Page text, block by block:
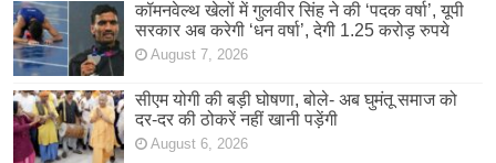
कॉमनवेल्थ खेलों में गुलवीर सिंह ने की ‘पदक वर्षा’, यूपी
सरकार अब करेगी ‘धन वर्षा’, देगी 1.25 करोड़ रुपये
August 7, 2026
सीएम योगी की बड़ी घोषणा, बोले- अब घुमंतू समाज को
दर-दर की ठोकरें नहीं खानी पड़ेंगी
August 6, 2026